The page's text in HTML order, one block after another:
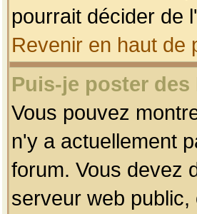
pourrait décider de
Revenir en haut de
Puis-je poster des
Vous pouvez
n'y a actuellement
forum. Vous devez
serveur web